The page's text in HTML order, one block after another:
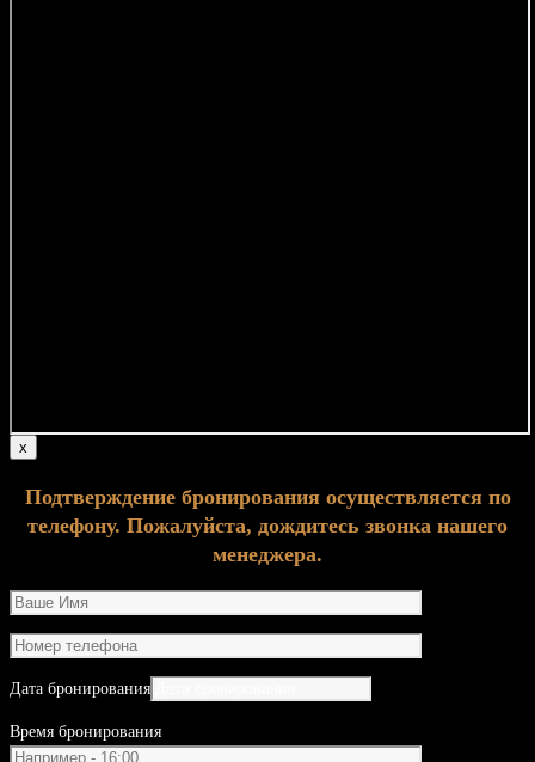
х
Подтверждение бронирования осуществляется по
телефону. Пожалуйста, дождитесь звонка нашего
менеджера.
Дата бронирования
Время бронирования